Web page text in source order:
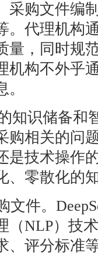
采购文件编
。代理机构
量，同时规
机构不外乎
知识储备
购相关的问
是技术操作
、零散化的
文件。
（NLP）技
、评分标准